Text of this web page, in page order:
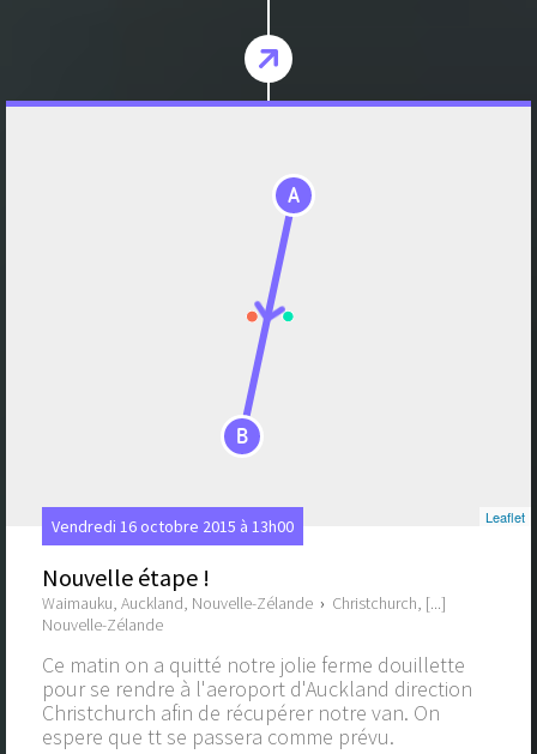
A
B
Leaflet
Vendredi 16 octobre 2015 à 13h00
Nouvelle étape !
Waimauku, Auckland, Nouvelle-Zélande › Christchurch, [...]
Nouvelle-Zélande
Ce matin on a quitté notre jolie ferme douillette
pour se rendre à l'aeroport d'Auckland direction
Christchurch afin de récupérer notre van. On
espere que tt se passera comme prévu.